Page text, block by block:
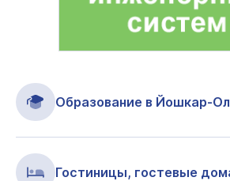
Образование в Йошкар-
Гостиницы, гостевые